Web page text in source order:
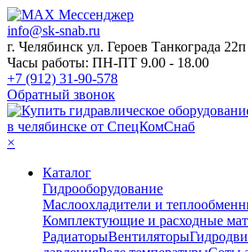
info@sk-snab.ru
г. Челябинск ул. Героев Танкограда 22п
Часы работы: ПН-ПТ 9.00 - 18.00
+7 (912) 31-90-578
Обратный звонок
×
Каталог
Гидрооборудование
Маслоохладители и
Комплектующие и расходные
РадиаторыВентиляторы